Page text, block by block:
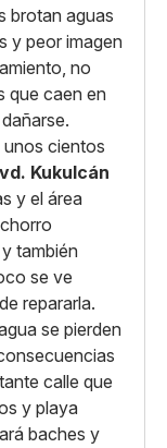
brotan aguas
y peor imagen
no
que caen en
cientos
Kukulcán
y el área
y también
se ve
repararla.
se pierden
calle que
y playa
baches y